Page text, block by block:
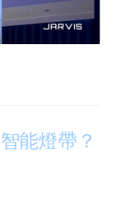
能燈帶？